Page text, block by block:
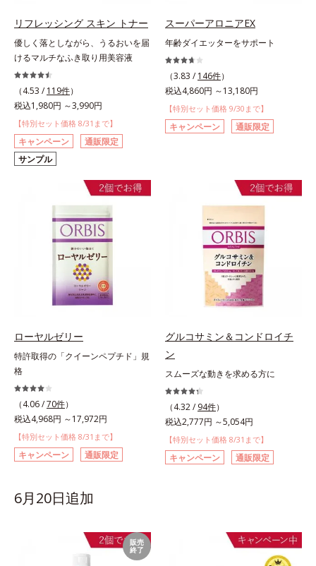
リフレッシング スキン トナー
優しく落としながら、うるおいを届
けるマルチなふき取り用美容液
（4.53 / 119件）
税込1,980円 ～3,990円
【特別セット価格 8/31まで】
キャンペーン
通販限定
サンプル
スーパーアロニアEX
年齢ダイエッターをサポート
（3.83 / 146件）
税込4,860円 ～13,180円
【特別セット価格 9/30まで】
キャンペーン 通販限定
ローヤルゼリー
特許取得の「クイーンペプチド」規
格
（4.06 /70件）
税込4,968円 ～17,972円
【特別セット価格 8/31まで】
キャンペーン 通販限定
グルコサミン＆コンドロイチ
ン
スムーズな動きを求める方に
（4.32 / 94件）
税込2,777円 ～5,054円
【特別セット価格 8/31まで】
キャンペーン 通販限定
6月20日追加
販売
終了